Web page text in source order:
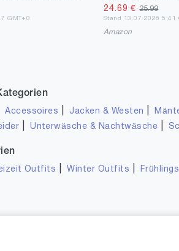
GMT+0
24.69 €25.99
Stand 13.07.2026 5:41
Amazon
Accessoires Jacken & Westen
|Unterwäsche & Nachtwäsche
Outfits |Winter Outfits